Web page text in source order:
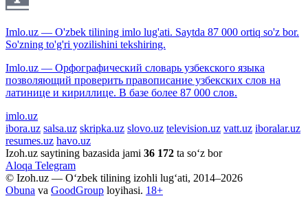
Imlo.uz — O'zbek tilining imlo lug'ati. Saytda 87 000 ortiq so'z bor.
So'zning to'g'ri yozilishini tekshiring.
Imlo.uz — Орфографический словарь узбекского языка
позволяющий проверить правописание узбекских слов на
латинице и кириллице. В базе более 87 000 слов.
imlo.uz
ibora.uz salsa.uz skripka.uz slovo.uz television.uz vatt.uz iboralar.uz
resumes.uz havo.uz
Izoh.uz saytining bazasida jami 36 172 ta so‘z bor
Aloqa Telegram
© Izoh.uz — O‘zbek tilining izohli lug‘ati, 2014–2026
Obuna va GoodGroup loyihasi. 18+